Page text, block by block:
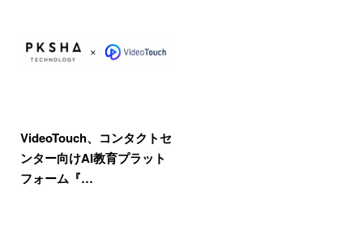
VideoTouch、コンタクトセ
ンター向けAI教育プラット
フォーム『…